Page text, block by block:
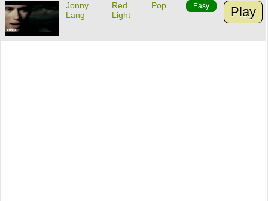
Jonny
Lang
Red
Light
Pop Easy Play